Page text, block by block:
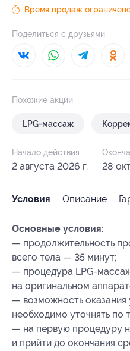
Время продаж
Поделиться с друзьями
Похожие акции
LPG-массаж
Начало действия
2 августа 2026 г. 28
Условия Описание
Основные условия:
— продолжительность
всего тела — 35 минут;
— процедура LPG-
на оригинальном
— возможность оказания
необходимо уточнять по
— на первую процедуру
и прийти до окончания